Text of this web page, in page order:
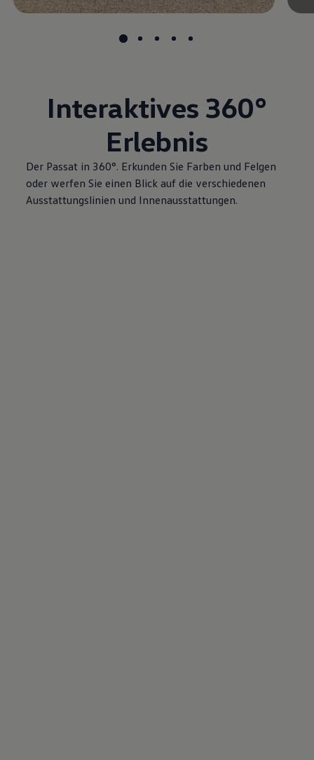
Interaktives 360°
Erlebnis
Der Passat in 360°. Erkunden Sie Farben und Felgen
oder werfen Sie einen Blick auf die verschiedenen
Ausstattungslinien und Innenausstattungen.